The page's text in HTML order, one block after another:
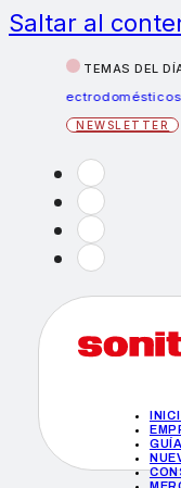
Saltar al
TEMAS DEL
electrodomésticos verano
NEWSLETTER